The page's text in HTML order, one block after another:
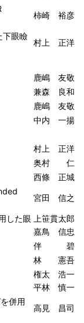
柿崎 裕彦
下眼瞼
村上 正洋
鹿嶋 友敬
兼森 良和
鹿嶋 友敬
中内 一揚
村上 正洋
奥村 仁
西條 正城
宮田 信之
した眼
上笹貫太郎
嘉鳥 信忠
伴 碧
林 憲吾
権太 浩一
平林 慎一
併用
高見 昌司